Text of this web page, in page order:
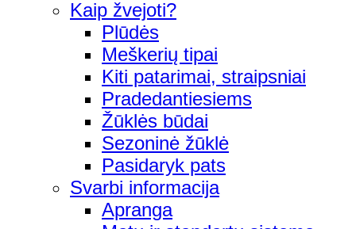
Kaip žvejoti?
Plūdės
Meškerių tipai
Kiti patarimai, straipsniai
Pradedantiesiems
Žūklės būdai
Sezoninė žūklė
Pasidaryk pats
Svarbi informacija
Apranga